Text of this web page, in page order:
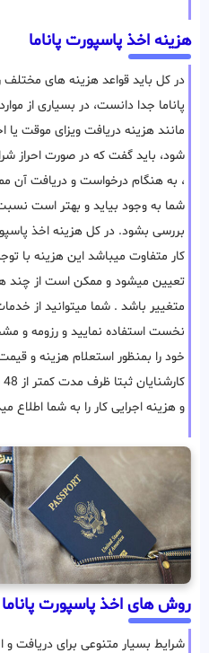
هزینه اخذ پاسپورت پاناما
در کل باید قواعد هزینه های مختلف
پاناما جدا دانست، در بسیاری از
مانند هزینه دریافت ویزای موقت یا
شود، باید گفت که در صورت احراز
، به هنگام درخواست و دریافت آن
شما به وجود بیاید و بهتر است
بررسی بشود. در کل هزینه اخذ
کار متفاوت میباشد این هزینه با
تعیین میشود و ممکن است از چند
متغییر باشد . شما میتوانید از
نخست استفاده نمایید و رزومه و
خود را بمنظور استعلام هزینه و
و هزینه اجرایی کار را به شما اطلاع
روش های اخذ پاسپورت پاناما
شرایط بسیار متنوعی برای دریافت و